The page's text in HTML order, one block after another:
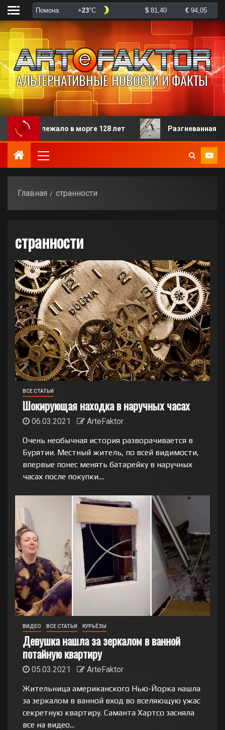
в морге 128 лет Разгневанная
Главная странности
странности
ВСЕ СТАТЬИ
Шокирующая находка в наручных часах
06.03.2021
ArteFaktor
Очень необычная история разворачивается в
Бурятии. Местный житель, по всей видимости,
впервые понес менять батарейку в наручных
часах после покупки....
ВИДЕО ВСЕ СТАТЬИ КУРЬЁЗЫ
Девушка нашла за зеркалом в ванной
потайную квартиру
05.03.2021
ArteFaktor
Жительница американского Нью-Йорка нашла
за зеркалом в ванной вход во вселяющую ужас
секретную квартиру. Саманта Хартсо засняла
все на видео...